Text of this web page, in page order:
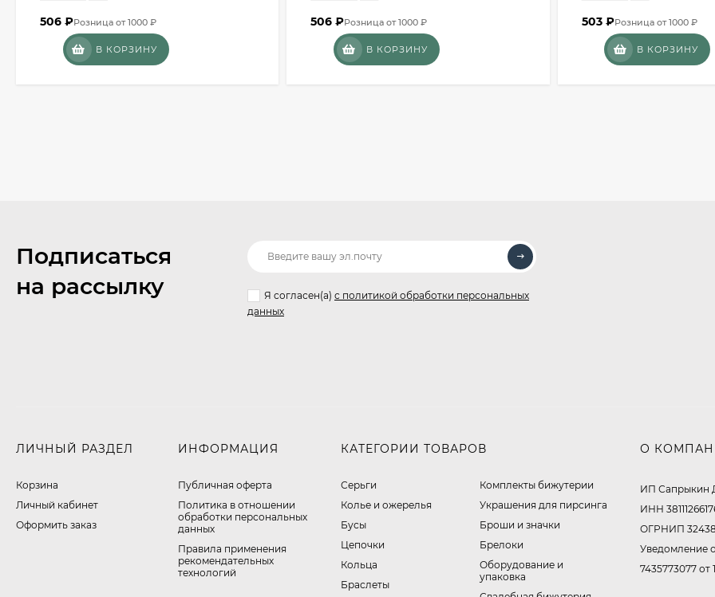
506 ₽Розница от 1000 ₽
В КОРЗИНУ
506₽Розница от 1000 ₽
В КОРЗИНУ
503 ₽Розница от 1000 ₽
В КОРЗИНУ
Подписаться
на рассылку
Я согласен(a) с политикой обработки персональных
данных
ЛИЧНЫЙ РАЗДЕЛ
Корзина
Личный кабинет
Оформить заказ
ИНФОРМАЦИЯ
Публичная оферта
​Политика в отношении
обработки персональных
данных
Правила применения
рекомендательных
технологий
КАТЕГОРИИ ТОВАРОВ
Серьги
Колье и ожерелья
Бусы
Цепочки
Кольца
Браслеты
Комплекты бижутерии
Украшения для пирсинга
Броши и значки
Брелоки
Оборудование и
упаковка
О
ИП Сапрыкин
ИНН
ОГРНИП
Уведомление
7435773077 от